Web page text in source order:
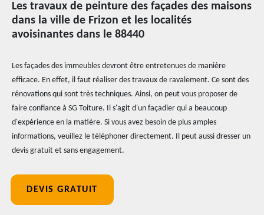
Les travaux de peinture des façades des maisons
dans la ville de Frizon et les localités
avoisinantes dans le 88440
Les façades des immeubles devront être entretenues de manière
efficace. En effet, il faut réaliser des travaux de ravalement. Ce sont des
rénovations qui sont très techniques. Ainsi, on peut vous proposer de
faire confiance à SG Toiture. Il s'agit d'un façadier qui a beaucoup
d'expérience en la matière. Si vous avez besoin de plus amples
informations, veuillez le téléphoner directement. Il peut aussi dresser un
devis gratuit et sans engagement.
DEVIS GRATUIT